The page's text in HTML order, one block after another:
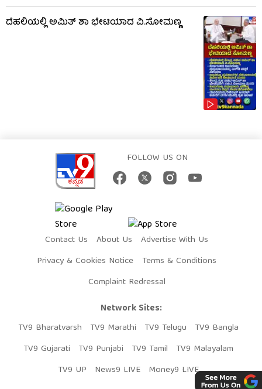
ದೆಹಲಿಯಲ್ಲಿ ಅಮಿತ್ ಶಾ ಭೇಟಿಯಾದ ವಿ.ಸೋಮಣ್ಣ
FOLLOW US ON
Contact Us About Us
Advertise With Us
Privacy & Cookies Notice
Terms & Conditions
Complaint Redressal
Network Sites:
TV9 Bharatvarsh
TV9 Marathi TV9 Telugu
TV9 Bangla
TV9 Gujarati
TV9 Punjabi TV9 Tamil
TV9 Malayalam
TV9 UP
News9 LIVE Money9 LIVE